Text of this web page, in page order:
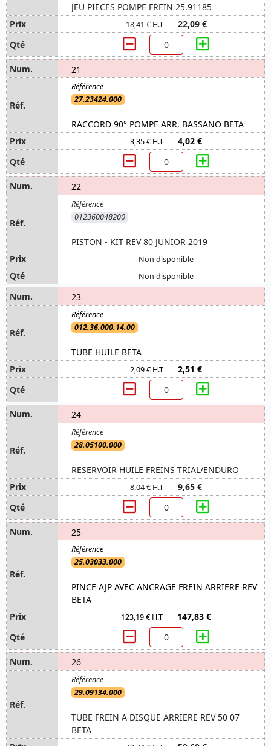
JEU PIECES POMPE FREIN 25.91185
18,41 € H.T 22,09 €
21
27.23424.000
RACCORD 90° POMPE ARR. BASSANO BETA
3,35 € H.T 4,02 €
22
012360048200
PISTON - KIT REV 80 JUNIOR 2019
Non disponible
Non disponible
23
012.36.000.14.00
TUBE HUILE BETA
2,09 € H.T 2,51 €
24
28.05100.000
RESERVOIR HUILE FREINS TRIAL/ENDURO
8,04 € H.T 9,65 €
25
25.03033.000
PINCE AJP AVEC ANCRAGE FREIN ARRIERE REV
BETA
123,19 € H.T 147,83 €
26
29.09134.000
TUBE FREIN A DISQUE ARRIERE REV 50 07
BETA